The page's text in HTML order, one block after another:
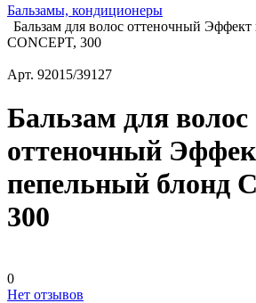
Бальзамы, кондиционеры
Бальзам для волос оттеночный
CONCEPT, 300
Арт. 92015/39127
Бальзам для волос
оттеночный
пепельный блонд
300
0
Нет отзывов